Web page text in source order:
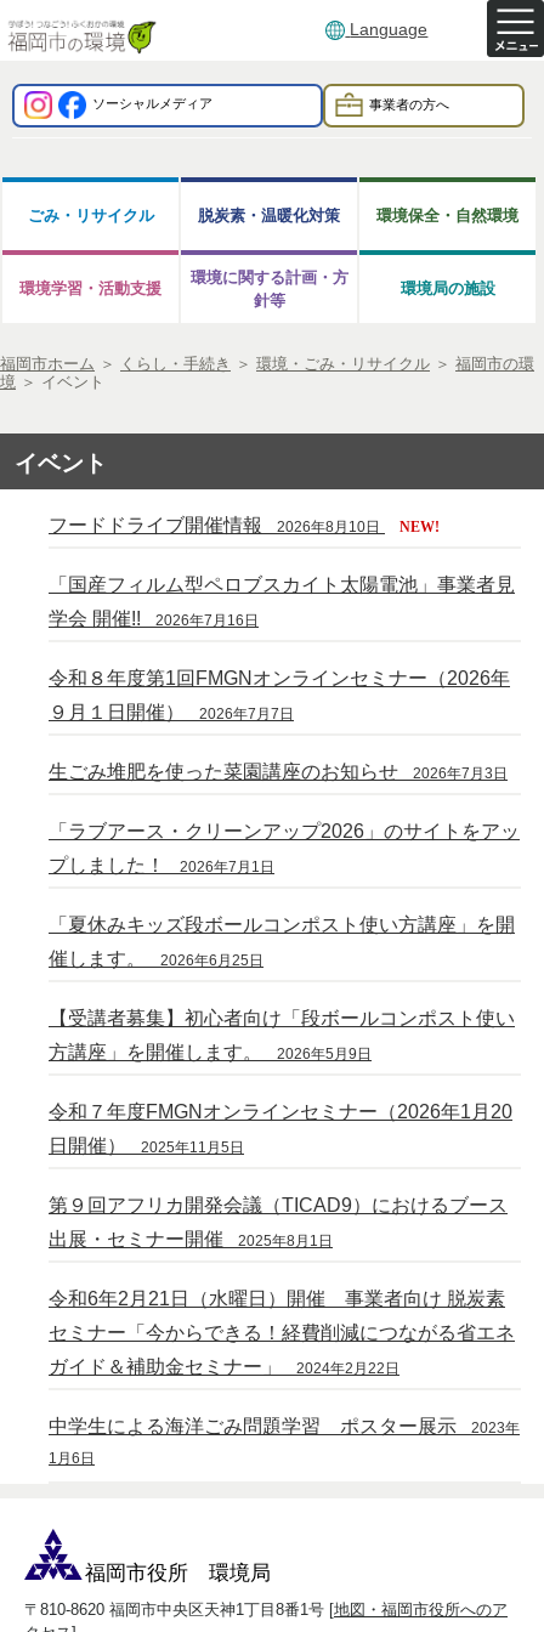
Language
ソーシャルメディア 事業者の方へ
ごみ・リサイクル 脱炭素・温暖化対策 環境保全・自然環境
環境学習・活動支援
環境に関する計画・方
針等
環境局の施設
福岡市ホーム ＞ くらし・手続き ＞ 環境・ごみ・リサイクル ＞ 福岡市の環
境 ＞ イベント
イベント
フードドライブ開催情報 2026年8月10日 NEW!
「国産フィルム型ペロブスカイト太陽電池」事業者見
学会 開催!!
2026年7月16日
令和８年度第1回FMGNオンラインセミナー（2026年
９月１日開催）
2026年7月7日
生ごみ堆肥を使った菜園講座のお知らせ 2026年7月3日
「ラブアース・クリーンアップ2026」のサイトをアッ
プしました！
2026年7月1日
「夏休みキッズ段ボールコンポスト使い方講座」を開
催します。
2026年6月25日
【受講者募集】初心者向け「段ボールコンポスト使い
方講座」を開催します。
2026年5月9日
令和７年度FMGNオンラインセミナー（2026年1月20
日開催）
2025年11月5日
第９回アフリカ開発会議（TICAD9）におけるブース
出展・セミナー開催
2025年8月1日
令和6年2月21日（水曜日）開催 事業者向け 脱炭素
セミナー「今からできる！経費削減につながる省エネ
ガイド＆補助金セミナー」
2024年2月22日
中学生による海洋ごみ問題学習 ポスター展示 2023年
1月6日
福岡市役所 環境局
〒810-8620 福岡市中央区天神1丁目8番1号 [地図・福岡市役所へのア